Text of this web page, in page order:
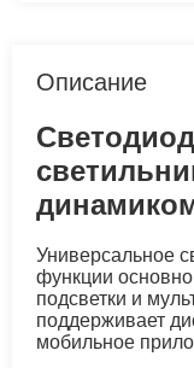
Описание
Универсальное
функции
подсветки и
поддерживает
мобильное